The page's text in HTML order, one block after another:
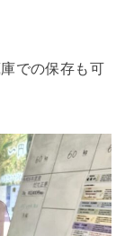
での保存も可